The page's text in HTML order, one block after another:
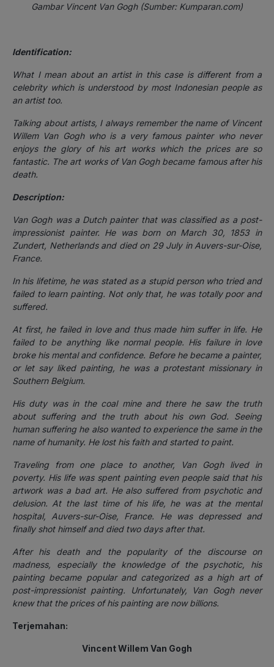
Gambar Vincent Van Gogh (Sumber: Kumparan.com)
Identification:
What I mean about an artist in this case is different from a
celebrity which is understood by most Indonesian people as
an artist too.
Talking about artists, I always remember the name of Vincent
Willem Van Gogh who is a very famous painter who never
enjoys the glory of his art works which the prices are so
fantastic. The art works of Van Gogh became famous after his
death.
Description:
Van Gogh was a Dutch painter that was classified as a post-
impressionist painter. He was born on March 30, 1853 in
Zundert, Netherlands and died on 29 July in Auvers-sur-Oise,
France.
In his lifetime, he was stated as a stupid person who tried and
failed to learn painting. Not only that, he was totally poor and
suffered.
At first, he failed in love and thus made him suffer in life. He
failed to be anything like normal people. His failure in love
broke his mental and confidence. Before he became a painter,
or let say liked painting, he was a protestant missionary in
Southern Belgium.
His duty was in the coal mine and there he saw the truth
about suffering and the truth about his own God. Seeing
human suffering he also wanted to experience the same in the
name of humanity. He lost his faith and started to paint.
Traveling from one place to another, Van Gogh lived in
poverty. His life was spent painting even people said that his
artwork was a bad art. He also suffered from psychotic and
delusion. At the last time of his life, he was at the mental
hospital, Auvers-sur-Oise, France. He was depressed and
finally shot himself and died two days after that.
After his death and the popularity of the discourse on
madness, especially the knowledge of the psychotic, his
painting became popular and categorized as a high art of
post-impressionist painting.
Unfortunately, Van Gogh never
knew that the prices of his painting are now billions.
Terjemahan:
Vincent Willem Van Gogh